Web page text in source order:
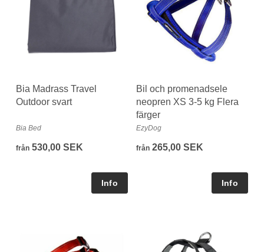
Bia Madrass Travel
Outdoor svart
Bia Bed
från 530,00 SEK
Bil och promenadsele
neopren XS 3-5 kg Flera
färger
EzyDog
från 265,00 SEK